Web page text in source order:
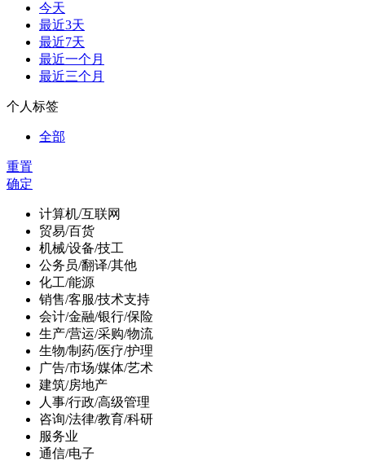
今天
最近3天
最近7天
最近一个月
最近三个月
个人标签
全部
重置
确定
计算机/互联网
贸易/百货
机械/设备/技工
公务员/翻译/其他
化工/能源
销售/客服/技术支持
会计/金融/银行/保险
生产/营运/采购/物流
生物/制药/医疗/护理
广告/市场/媒体/艺术
建筑/房地产
人事/行政/高级管理
咨询/法律/教育/科研
服务业
通信/电子